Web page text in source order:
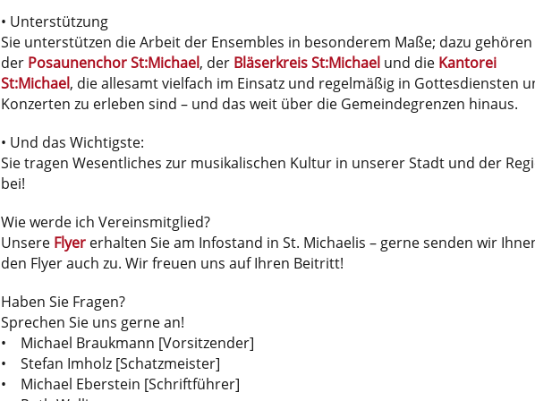
• Unterstützung
Sie unterstützen die Arbeit der Ensembles in besonderem Maße; dazu gehören
der Posaunenchor St:Michael, der Bläserkreis St:Michaelund die Kantorei
St:Michael, die allesamt vielfach im Einsatz und regelmäßig in Gottesdiensten
Konzerten zu erleben sind – und das weit über die Gemeindegrenzen hinaus.
• Und das Wichtigste:
Sie tragen Wesentliches zur musikalischen Kultur in unserer Stadt und der
bei!
Wie werde ich Vereinsmitglied?
Unsere Flyererhalten Sie am Infostand in St. Michaelis – gerne senden wir
den Flyer auch zu. Wir freuen uns auf Ihren Beitritt!
Haben Sie Fragen?
Sprechen Sie uns gerne an!
• Michael Braukmann [Vorsitzender]
• Stefan Imholz [Schatzmeister]
• Michael Eberstein [Schriftführer]